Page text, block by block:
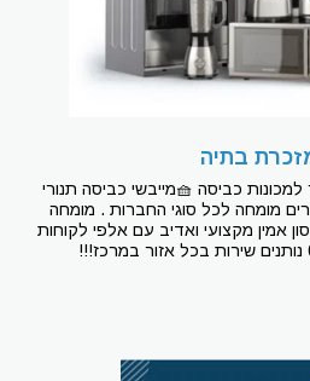
בתיה
כביסה 🧺מייבשי כביסה תנורי
מומחה לכל סוגי החברות . מומחה
אמין מקצועי ואדיב עם אלפי לקוחות